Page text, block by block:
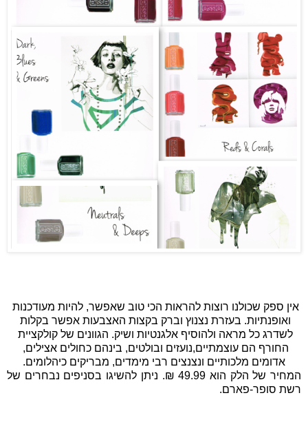
ואופנתיות. בעזרת נצנוץ וברק בקצות האצבעות
החורף הם עוצמתיים,נועזים ובולטים, בינהם
אדומים מלכותיים ונצנצים רבי מימדים, מבריקים כיהלומים.
המחיר של הלק הוא 49.99 ₪.
רשת סופר-פארם.